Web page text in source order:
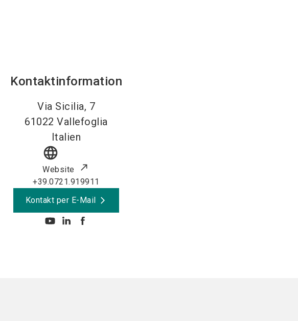
Kontaktinformation
Via Sicilia, 7
61022 Vallefoglia
Italien
language
Website
+39.0721.919911
Kontakt per E-Mail